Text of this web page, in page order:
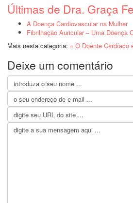
Últimas de Dra. Graça
A Doença Cardiovascular na Mulher
Fibrilhação Auricular – Uma Doença
Mais nesta categoria: « O Doente Cardíaco
Deixe um comentário